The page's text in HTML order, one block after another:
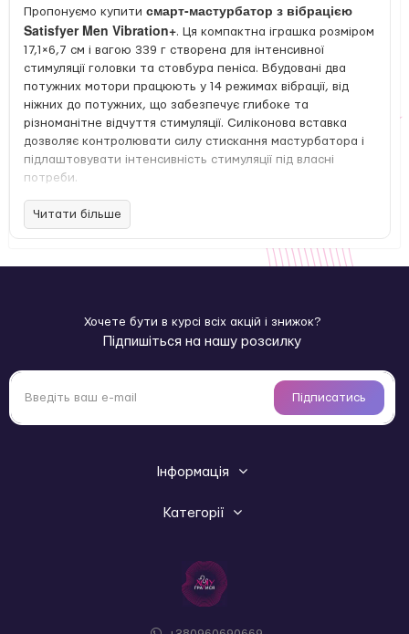
Пропонуємо купити смарт-мастурбатор з вібрацією
Satisfyer Men Vibration+. Ця компактна іграшка розміром
17,1×6,7 см і вагою 339 г створена для інтенсивної
стимуляції головки та стовбура пеніса. Вбудовані два
потужних мотори працюють у 14 режимах вібрації, від
ніжних до потужних, що забезпечує глибоке та
різноманітне відчуття стимуляції. Силіконова вставка
дозволяє контролювати силу стискання мастурбатора і
підлаштовувати інтенсивність стимуляції під власні
потреби.
Мастурбатор має стильний та ергономічний корпус з
АБС-пластика та матового силікону, що забезпечує
Глибина каналу складає 7 см, внутрішній діаметр 4–4,5
При підключенні до смартфона через додаток Satisfyer
Connect (Android та iOS) відкриваються додаткові
синхронізація, створення власних режимів вібрації,
вібрації під ритм музики або зовнішніх звуків, доступ до
бібліотеки режимів від інших користувачів та передача
дозволяє використовувати його у ванні або душі. Просте
забезпечує легке перемикання режимів навіть під час гри.
та інструкцію користувача. Рекомендується
застосовувати лубрикант на водній основі та очищати
мастурбатор після використання спеціальним засобом і
Читати більше
Хочете бути в курсі всіх акцій і знижок?
Підпишіться на нашу розсилку
Підписатись
Інформація
Категорії